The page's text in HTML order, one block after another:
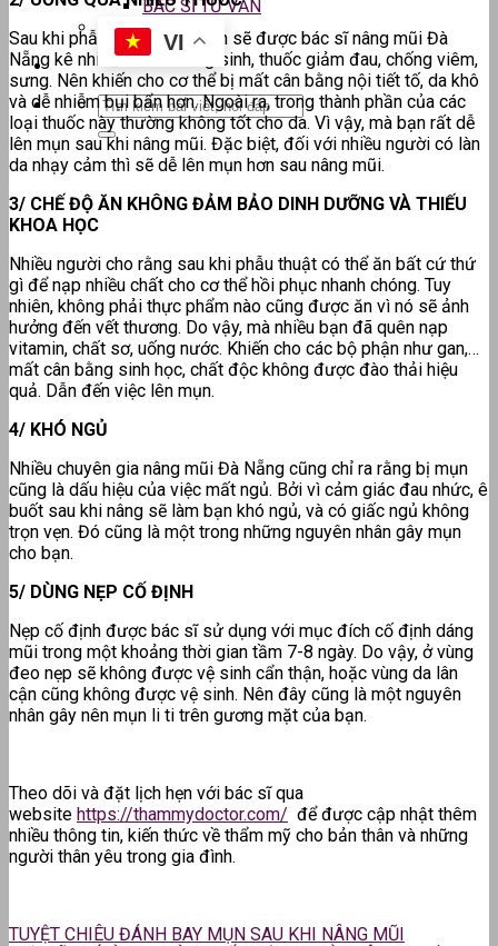
BÁC SĨ TƯ VẤN
VI
Sau khi phẫu thuật nâng, bạn sẽ được bác sĩ nâng mũi Đà
Nẵng kê nhiều thuốc kháng sinh, thuốc giảm đau, chống viêm,
sưng. Nên khiến cho cơ thể bị mất cân bằng nội tiết tố, da khô
và dễ nhiễm bụi bẩn hơn. Ngoài ra, trong thành phần của các
loại thuốc này thường không tốt cho da. Vì vậy, mà bạn rất dễ
lên mụn sau khi nâng mũi. Đặc biệt, đối với nhiều người có làn
da nhạy cảm thì sẽ dễ lên mụn hơn sau nâng mũi.
3/ CHẾ ĐỘ ĂN KHÔNG ĐẢM BẢO DINH DƯỠNG VÀ THIẾU
KHOA HỌC
Nhiều người cho rằng sau khi phẫu thuật có thể ăn bất cứ thứ
gì để nạp nhiều chất cho cơ thể hồi phục nhanh chóng. Tuy
nhiên, không phải thực phẩm nào cũng được ăn vì nó sẽ ảnh
hưởng đến vết thương. Do vậy, mà nhiều bạn đã quên nạp
vitamin, chất sơ, uống nước. Khiến cho các bộ phận như gan,…
mất cân bằng sinh học, chất độc không được đào thải hiệu
quả. Dẫn đến việc lên mụn.
4/ KHÓ NGỦ
Nhiều chuyên gia nâng mũi Đà Nẵng cũng chỉ ra rằng bị mụn
cũng là dấu hiệu của việc mất ngủ. Bởi vì cảm giác đau nhức, ê
buốt sau khi nâng sẽ làm bạn khó ngủ, và có giấc ngủ không
trọn vẹn. Đó cũng là một trong những nguyên nhân gây mụn
cho bạn.
5/ DÙNG NẸP CỐ ĐỊNH
Nẹp cố định được bác sĩ sử dụng với mục đích cố định dáng
mũi trong một khoảng thời gian tầm 7-8 ngày. Do vậy, ở vùng
đeo nẹp sẽ không được vệ sinh cẩn thận, hoặc vùng da lân
cận cũng không được vệ sinh. Nên đây cũng là một nguyên
nhân gây nên mụn li ti trên gương mặt của bạn.
Theo dõi và đặt lịch hẹn với bác sĩ qua
website https://thammydoctor.com/ để được cập nhật thêm
nhiều thông tin, kiến thức về thẩm mỹ cho bản thân và những
người thân yêu trong gia đình.
TUYỆT CHIÊU ĐÁNH BAY MỤN SAU KHI NÂNG MŨI